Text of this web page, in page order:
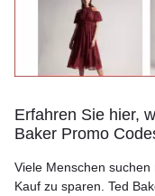
Erfahren Sie hier,
Baker Promo
Viele Menschen
Kauf zu sparen. Ted